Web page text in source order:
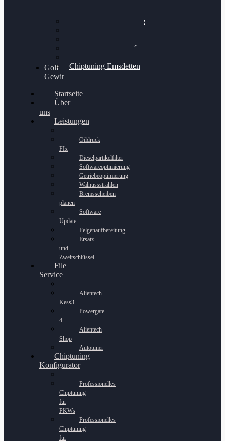
Bilgenroth Performance
Chiptuning Schüttorf
Chiptuning Emsdetten
Golf
Gewinnspiel
Startseite
Über
uns
Leistungen
Oildruck
FIx
Dieselpartikelfilter
Softwareoptimierung
Getriebeoptimierung
Walnussstrahlen
Bremsscheiben
planen
Software
Update
Felgenaufbereitung
Ersatz-
und
Zweitschlüssel
File
Service
Alientech
Kess3
Powergate
4
Alientech
Shop
Autotuner
Chiptuning
Konfigurator
Professionelles
Chiptuning
für
PKWs
Professionelles
Chiptuning
für